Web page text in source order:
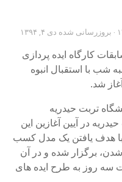
· بروزرسانی شده دی ۴, ۱۳۹۴
کارگاه ایده پردازی
شب با استقبال انبوه
شد.
در آیین آغازین این
هدف یافتن یک مدل کسب
شدن، برگزار شده و در آن
۹ گروه، به مدت سه روز به طرح ایده های